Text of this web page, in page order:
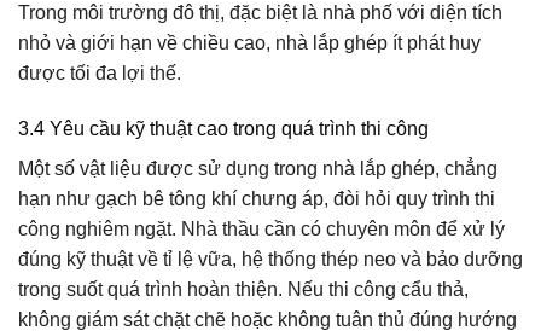
Trong môi trường đô thị, đặc biệt là nhà phố với diện tích
nhỏ và giới hạn về chiều cao, nhà lắp ghép ít phát huy
được tối đa lợi thế.
3.4 Yêu cầu kỹ thuật cao trong quá trình thi công
Một số vật liệu được sử dụng trong nhà lắp ghép, chẳng
hạn như gạch bê tông khí chưng áp, đòi hỏi quy trình thi
công nghiêm ngặt. Nhà thầu cần có chuyên môn để xử lý
đúng kỹ thuật về tỉ lệ vữa, hệ thống thép neo và bảo dưỡng
trong suốt quá trình hoàn thiện. Nếu thi công cẩu thả,
không giám sát chặt chẽ hoặc không tuân thủ đúng hướng